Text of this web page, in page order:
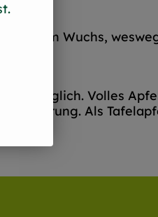
Wuchs,
möglich. Volles
Lagerung. Als